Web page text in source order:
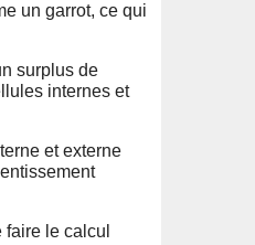
un garrot, ce qui
surplus de
internes et
et externe
le calcul